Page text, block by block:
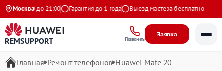
Москва
с 9:00 до 21:00 Гарантия до 1 года Выезд мастера бесплатно
REMSUPPORT Позвонить
Заявка
Главная Ремонт телефонов Huawei Mate 20